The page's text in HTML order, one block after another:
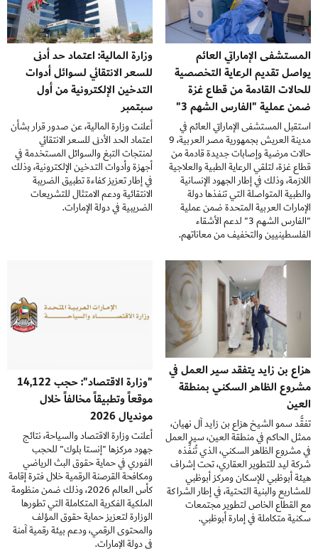
المستشفى الإماراتي العائم
يواصل تقديم الرعاية التخصصية
للحالات القادمة من قطاع غزة
ضمن عملية "الفارس الشهم 3"
استقبل المستشفى الإماراتي العائم في
مدينة العريش بجمهورية مصر العربية، 9
حالات مرضية وإصابات جديدة قادمة من
قطاع غزة، لتلقي الرعاية الطبية والعلاجية
اللازمة، وذلك في إطار الجهود الإنسانية
والطبية المتواصلة التي تنفذها دولة
الإمارات العربية المتحدة ضمن عملية
"الفارس الشهم 3" لدعم الأشقاء
الفلسطينيين والتخفيف من معاناتهم.
وزارة المالية: اعتماد حد أدنى
للسعر الانتقائي لسوائل أدوات
التدخين الإلكترونية من أول
سبتمبر
أعلنت وزارة المالية، عن صدور قرار بشأن
اعتماد الحد الأدنى للسعر الانتقائي
لمنتجات التبغ والسوائل المستخدمة في
أجهزة وأدوات التدخين الإلكترونية، وذلك
في إطار تعزيز كفاءة تطبيق الضريبة
الانتقائية ودعم الامتثال للتشريعات
الضريبية في دولة الإمارات.
هزاع بن زايد يتفقد سير العمل في
مشروع الظاهر السكني بمنطقة
العين
تفقَّد سمو الشيخ هزاع بن زايد آل نهيان،
ممثل الحاكم في منطقة العين، سير العمل
في مشروع الظاهر السكني، الذي تُنفِّذه
شركة ليد للتطوير العقاري، تحت إشراف
هيئة أبوظبي للإسكان ومركز أبوظبي
للمشاريع والبنية التحتية، في إطار الشراكة
مع القطاع الخاص لتطوير مجتمعات
سكنية متكاملة في إمارة أبوظبي.
"وزارة الاقتصاد": حجب 14,122
موقعاً وتطبيقاً مخالفاً خلال
مونديال 2026
أعلنت وزارة الاقتصاد والسياحة، نتائج
جهود مركزها "إنستا بلوك" للحجب
الفوري في حماية حقوق البث الرياضي
ومكافحة القرصنة الرقمية خلال فترة إقامة
كأس العالم 2026، وذلك ضمن منظومة
الملكية الفكرية المتكاملة التي تطورها
الوزارة لتعزيز حماية حقوق المؤلف
والمحتوى الرقمي، ودعم بيئة رقمية آمنة
في دولة الإمارات.